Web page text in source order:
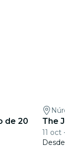
de 20
The
11 oct
Desde